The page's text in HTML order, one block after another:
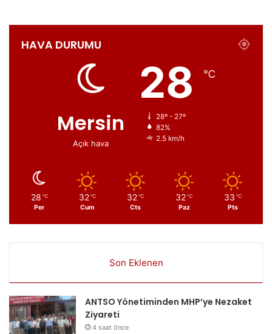
HAVA DURUMU
Mersin
Açık hava
28 ℃
28º - 27º
82%
2.5 km/h
28 ℃
Per
32 ℃
Cum
32 ℃
Cts
32 ℃
Paz
33 ℃
Pts
Son Eklenen
ANTSO Yönetiminden MHP’ye Nezaket
Ziyareti
4 saat önce